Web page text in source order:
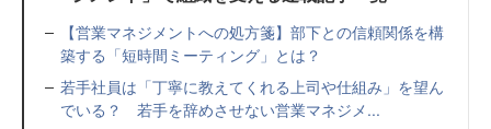
【営業マネジメントへの処方箋】部下との信頼関係を構
築する「短時間ミーティング」とは？
若手社員は「丁寧に教えてくれる上司や仕組み」を望ん
でいる？ 若手を辞めさせない営業マネジメ...